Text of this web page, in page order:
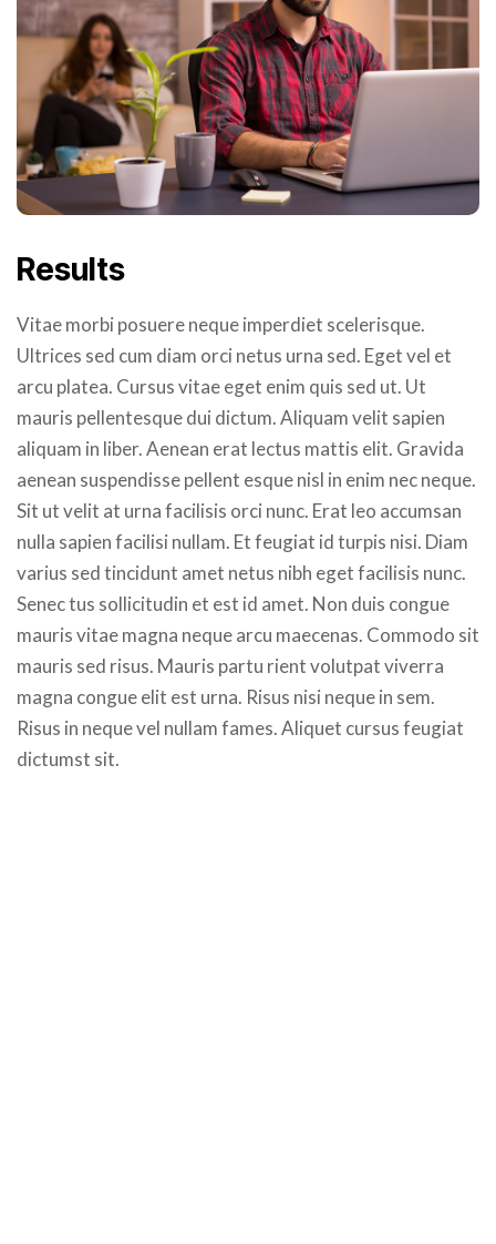
Results
Vitae morbi posuere neque imperdiet scelerisque.
Ultrices sed cum diam orci netus urna sed. Eget vel et
arcu platea. Cursus vitae eget enim quis sed ut. Ut
mauris pellentesque dui dictum. Aliquam velit sapien
aliquam in liber. Aenean erat lectus mattis elit. Gravida
aenean suspendisse pellent esque nisl in enim nec neque.
Sit ut velit at urna facilisis orci nunc. Erat leo accumsan
nulla sapien facilisi nullam. Et feugiat id turpis nisi. Diam
varius sed tincidunt amet netus nibh eget facilisis nunc.
Senec tus sollicitudin et est id amet. Non duis congue
mauris vitae magna neque arcu maecenas. Commodo sit
mauris sed risus. Mauris partu rient volutpat viverra
magna congue elit est urna. Risus nisi neque in sem.
Risus in neque vel nullam fames. Aliquet cursus feugiat
dictumst sit.